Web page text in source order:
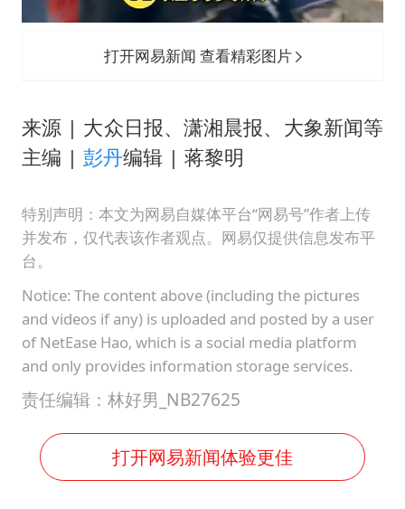
打开网易新闻 查看精彩图片
来源 | 大众日报、潇湘晨报、大象新闻等
主编 | 彭丹编辑 | 蒋黎明
特别声明：本文为网易自媒体平台“网易号”作者上传
并发布，仅代表该作者观点。网易仅提供信息发布平
台。
Notice: The content above (including the pictures
and videos if any) is uploaded and posted by a user
of NetEase Hao, which is a social media platform
and only provides information storage services.
责任编辑：林好男_NB27625
打开网易新闻体验更佳